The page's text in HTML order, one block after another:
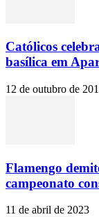
Católicos
basílica em
12 de outubro de
Flamengo
campeonato
11 de abril de 2023